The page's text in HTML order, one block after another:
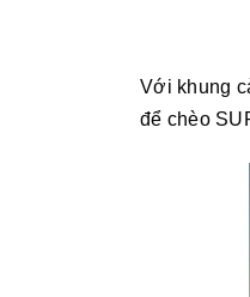
Với khung
để chèo